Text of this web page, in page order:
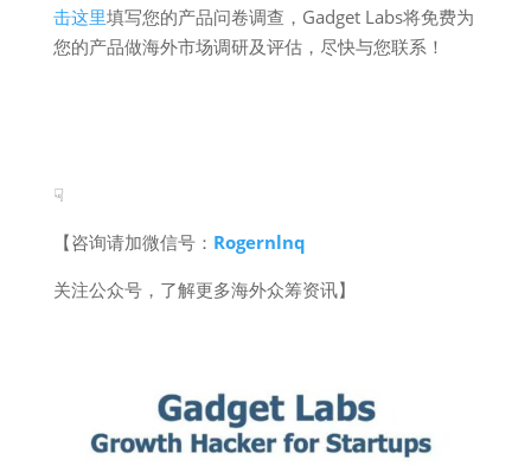
击这里填写您的产品问卷调查，Gadget Labs将免费为
您的产品做海外市场调研及评估，尽快与您联系！
☟
【咨询请加微信号： Rogernlnq
关注公众号，了解更多海外众筹资讯】